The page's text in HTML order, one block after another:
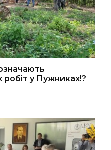
робіт у Пужниках!?